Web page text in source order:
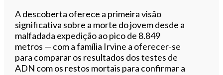
A descoberta oferece a primeira visão
significativa sobre a morte do jovem desde a
malfadada expedição ao pico de 8.849
metros — com a família Irvine a oferecer-se
para comparar os resultados dos testes de
ADN com os restos mortais para confirmar a